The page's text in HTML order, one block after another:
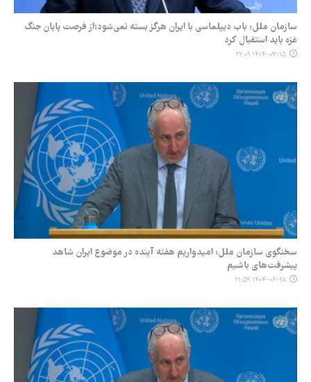
سازمان ملل: باب دیپلماسی با ایران هرگز بسته نمی‌شود؛از فرصت پایان جنگ
غزه باید استقبال کرد
۱۴۰۴-۰۷-۱۵ ۲۲:۰۹
سخنگوی سازمان ملل: امیدواریم هفته آینده در موضوع ایران شاهد
پیشرفت‌های باشیم
۱۴۰۴-۰۶-۲۸ ۲۱:۵۹